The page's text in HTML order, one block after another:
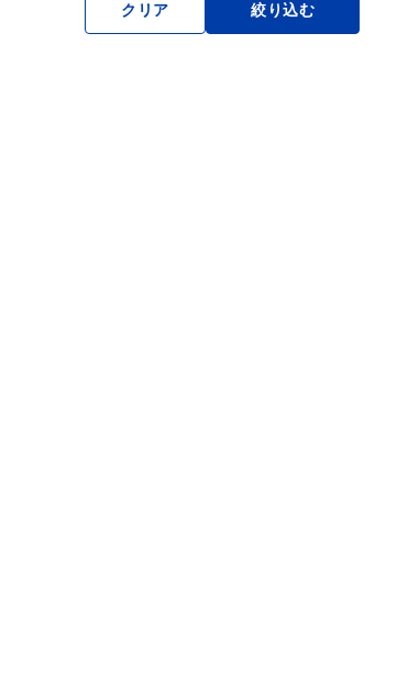
クリア 絞り込む